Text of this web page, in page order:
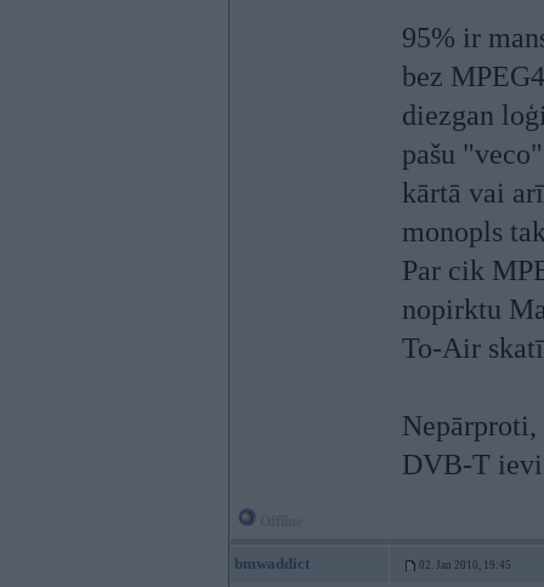
95% ir
bez
diezgan
pašu
kārtā vai
monopls
Par cik
nopirktu
To-Air
Nepārproti,
DVB-T
bmwaddict 02. Jan 2010, 19:45